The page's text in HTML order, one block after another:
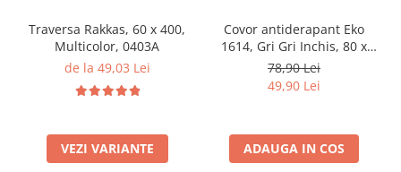
Traversa Rakkas, 60 x 400,
Multicolor, 0403A
de la 49,03 Lei
VEZI VARIANTE
Covor antiderapant Eko
1614, Gri Gri Inchis, 80 x
120 cm
78,90 Lei
49,90 Lei
ADAUGA IN COS